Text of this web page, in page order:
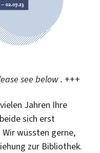
see below . +++
Jahren Ihre
sich erst
wüssten gerne,
zur Bibliothek.